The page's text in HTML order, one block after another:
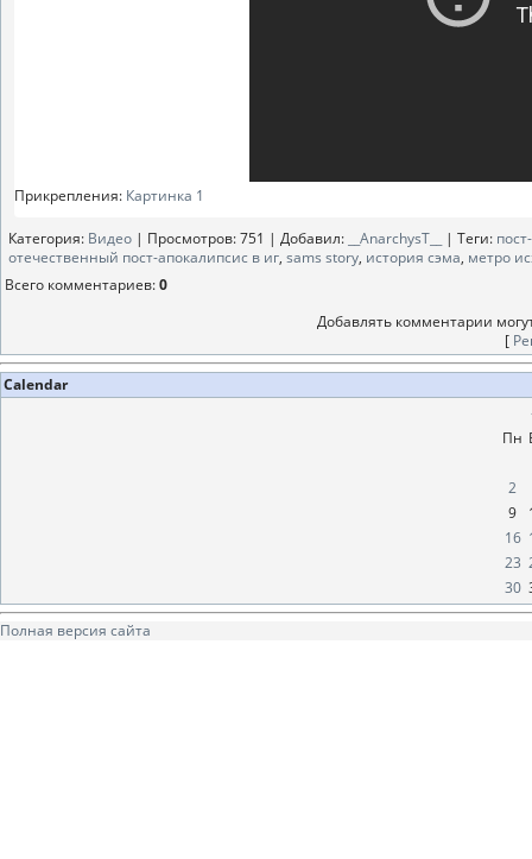
Прикрепления: Картинка 1
Категория: Видео | Просмотров: 751 | Добавил: __AnarchysT__ | Теги:
отечественный пост-апокалипсис в иг, sams story, история сэма, метро
Всего комментариев:0
Добавлять комментарии
[
Calendar
Пн
2
9
16
23
30
Полная версия сайта